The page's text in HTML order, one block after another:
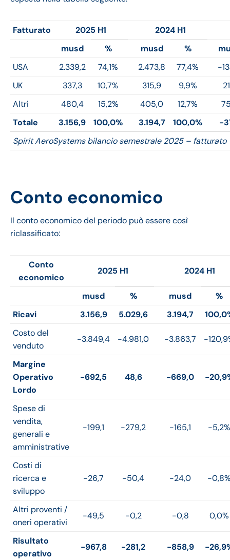
Fatturato 2025 H1
2024 H1
musd
% musd %
USA
2.339,2 74,1% 2.473,8 77,4%
-
UK
337,3 10,7% 315,9 9,9%
Altri
480,4 15,2% 405,0 12,7%
Totale
3.156,9 100,0% 3.194,7 100,0%
-
Spirit AeroSystems bilancio semestrale 2025 – fatturato
Conto economico
Il conto economico del periodo può essere così
riclassificato:
Conto
economico
2025 H1 2024 H1
musd % musd
%
Ricavi
3.156,9 5.029,6 3.194,7
Costo del
venduto
-3.849,4 -4.981,0 -3.863,7 -
Margine
Operativo
Lordo
-692,5 48,6 -669,0 -
Spese di
vendita,
generali e
amministrative
-199,1 -279,2 -165,1 -5,2%
Costi di
ricerca e
sviluppo
-26,7 -50,4 -24,0 -
Altri proventi /
oneri operativi
-49,5 -0,2 -0,8 0,0%
Risultato
operativo
-967,8 -281,2 -858,9 -